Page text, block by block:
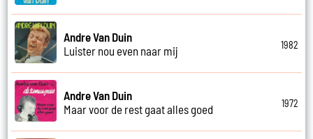
Andre Van Duin
Luister nou even naar mij
1982
Andre Van Duin
Maar voor de rest gaat alles goed
1972